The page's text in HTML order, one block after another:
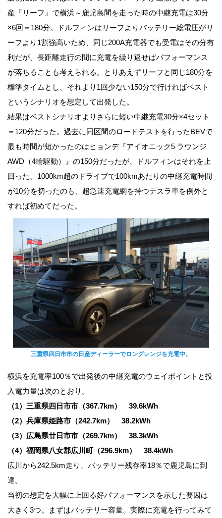
産『リーフ』で横浜～鹿児島間を走った時の中継充電は30分
×6回＝180分。ドルフィンはリーフよりバッテリー総電圧がリ
ーフより1割強高いため、同じ200A充電器でも受電はその分有
利だが、長距離走行の間に充電を繰り返せばパフォーマンス
が落ちることも考えられる。とりあえずリーフと同じ180分を
標準タイムとし、それより1回少ない150分で行ければベスト
というシナリオを想定して出発した。
結果はベストシナリオよりさらに短い中継充電30分×4セット
＝120分だった。過去に同区間のロードテストを行ったBEVで
最も時間が短かったのはヒョンデ『アイオニック5 ラウンジ
AWD（4輪駆動）』の150分だったが、ドルフィンはそれを上
回った。1000km超のドライブで100kmあたりの中継充電時間
が10分を切ったのも、超急速充電網を持つテスラ車を例外と
すれば初めてだった。
三重県四日市市の日産ディーラーでロングレンジを充電中。
横浜を充電率100％で出発後の中継充電のウェイポイントと投
入電力量は次のとおり。
（1）三重県四日市市（367.7km） 39.6kWh
（2）兵庫県姫路市（242.7km） 38.2kWh
（3）広島県廿日市市（269.7km） 38.3kWh
（4）福岡県八女郡広川町（296.9km） 38.4kWh
広川から242.5km走り、バッテリー残存率18％で鹿児島に到
達。
当初の想定を大幅に上回る好パフォーマンスを示した要因は
大きく3つ。まずはバッテリー容量。実際に充電を行ってみて